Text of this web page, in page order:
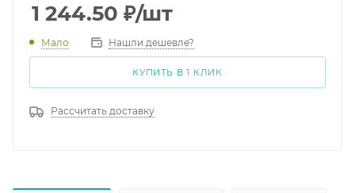
1 244.50 ₽/шт
Мало Нашли дешевле?
КУПИТЬ В 1 КЛИК
Рассчитать доставку